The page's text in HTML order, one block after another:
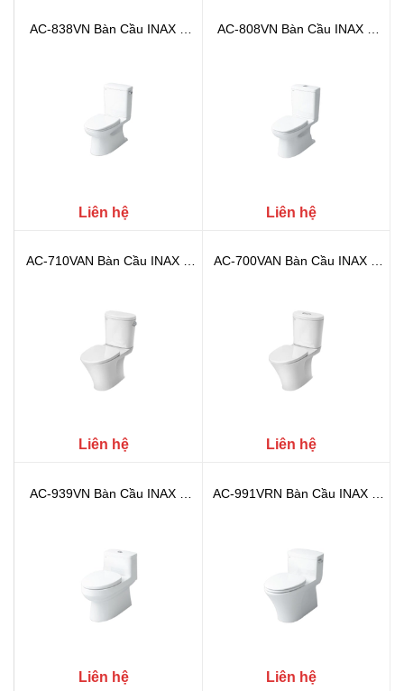
AC-838VN Bàn Cầu INAX 2
Liên hệ
AC-808VN Bàn Cầu INAX 2
Liên hệ
AC-710VAN Bàn Cầu INAX 2
Liên hệ
AC-700VAN Bàn Cầu INAX 2
Liên hệ
AC-939VN Bàn Cầu INAX 1
Liên hệ
AC-991VRN Bàn Cầu INAX 1
Liên hệ